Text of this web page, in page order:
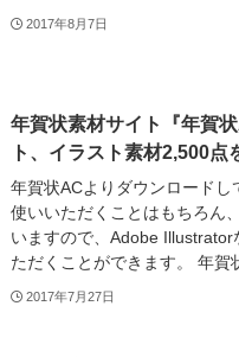
2017年8月7日
年賀状素材サイト『年賀
ト、イラスト素材2,500点
年賀状ACよりダウンロード
使いいただくことはもちろん
いますので、Adobe
ただくことができます。 年賀
2017年7月27日